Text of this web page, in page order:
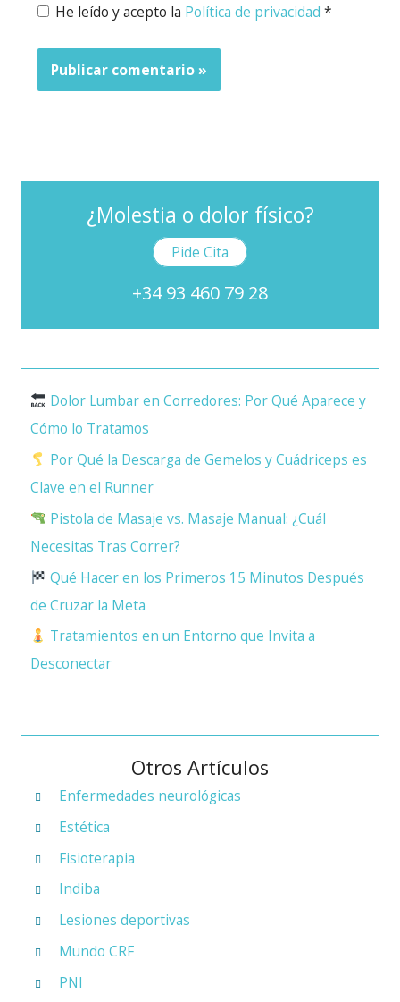
He leído y acepto la Política de privacidad *
¿Molestia o dolor físico?
Pide Cita
+34 93 460 79 28
Dolor Lumbar en Corredores: Por Qué Aparece y
Cómo lo Tratamos
Por Qué la Descarga de Gemelos y Cuádriceps es
Clave en el Runner
Pistola de Masaje vs. Masaje Manual: ¿Cuál
Necesitas Tras Correr?
Qué Hacer en los Primeros 15 Minutos Después
de Cruzar la Meta
Tratamientos en un Entorno que Invita a
Desconectar
Otros Artículos
Enfermedades neurológicas
Estética
Fisioterapia
Indiba
Lesiones deportivas
Mundo CRF
PNI